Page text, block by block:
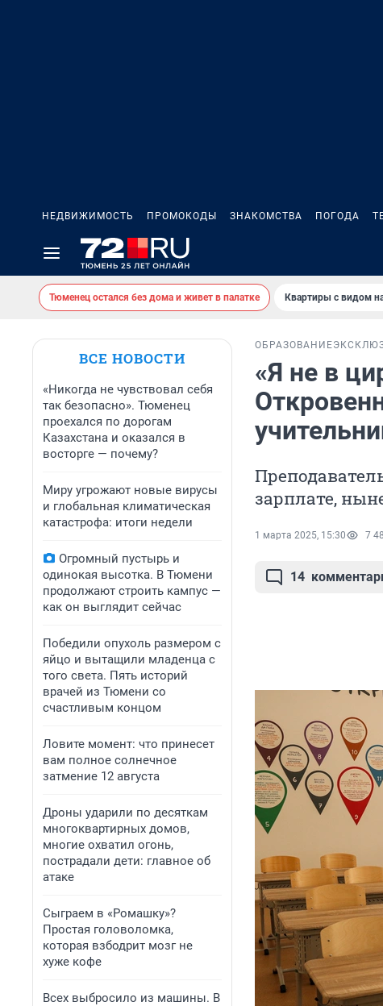
НЕДВИЖИМОСТЬ ПРОМОКОДЫ ЗНАКОМСТВА ПОГОДА
Тюменец остался без дома и живет в палатке Квартиры с видом
ВСЕ НОВОСТИ
«Никогда не чувствовал себя
так безопасно». Тюменец
проехался по дорогам
Казахстана и оказался в
восторге — почему?
Миру угрожают новые вирусы
и глобальная климатическая
катастрофа: итоги недели
Огромный пустырь и
одинокая высотка. В Тюмени
продолжают строить кампус —
как он выглядит сейчас
Победили опухоль размером с
яйцо и вытащили младенца с
того света. Пять историй
врачей из Тюмени со
счастливым концом
Ловите момент: что принесет
вам полное солнечное
затмение 12 августа
Дроны ударили по десяткам
многоквартирных домов,
многие охватил огонь,
пострадали дети: главное об
атаке
Сыграем в «Ромашку»?
Простая головоломка,
которая взбодрит мозг не
хуже кофе
Всех выбросило из машины. В
ОБРАЗОВАНИЕ
«Я не в
зарплате,
1 марта 2025, 15:30 7
14